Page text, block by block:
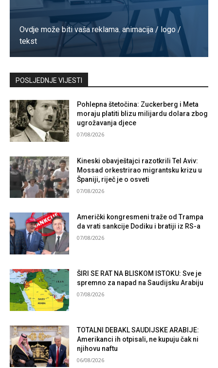
Ovdje može biti vaša reklama. animacija / logo /
tekst
Kontaktirajte nas
POSLJEDNJE VIJESTI
Pohlepna štetočina: Zuckerberg i Meta
moraju platiti blizu milijardu dolara zbog
ugrožavanja djece
07/08/2026
Kineski obavještajci razotkrili Tel Aviv:
Mossad orkestrirao migrantsku krizu u
Španiji, riječ je o osveti
07/08/2026
Američki kongresmeni traže od Trampa
da vrati sankcije Dodiku i bratiji iz RS-a
07/08/2026
ŠIRI SE RAT NA BLISKOM ISTOKU: Sve je
spremno za napad na Saudijsku Arabiju
07/08/2026
TOTALNI DEBAKL SAUDIJSKE ARABIJE:
Amerikanci ih otpisali, ne kupuju čak ni
njihovu naftu
06/08/2026